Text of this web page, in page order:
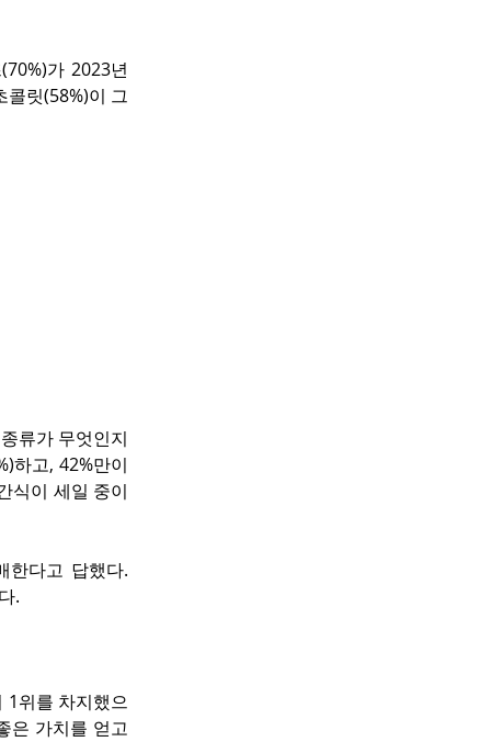
가 2023년
콜릿(58%)이 그
류가 무엇인지
하고, 42%만이
식이 세일 중이
한다고 답했다.
.
1위를 차지했으
은 가치를 얻고